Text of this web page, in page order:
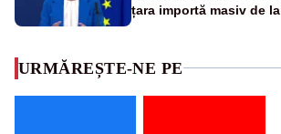
țara importă masiv de
URMĂREȘTE-NE PE